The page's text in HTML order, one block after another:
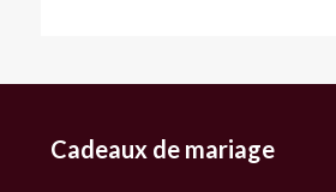
Cadeaux de mariage